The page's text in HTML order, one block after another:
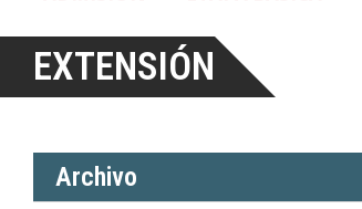
EXTENSIÓN
Archivo